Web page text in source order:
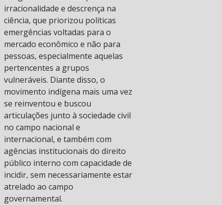
irracionalidade e descrença na
ciência, que priorizou políticas
emergências voltadas para o
mercado econômico e não para
pessoas, especialmente aquelas
pertencentes a grupos
vulneráveis. Diante disso, o
movimento indígena mais uma vez
se reinventou e buscou
articulações junto à sociedade civil
no campo nacional e
internacional, e também com
agências institucionais do direito
público interno com capacidade de
incidir, sem necessariamente estar
atrelado ao campo
governamental.